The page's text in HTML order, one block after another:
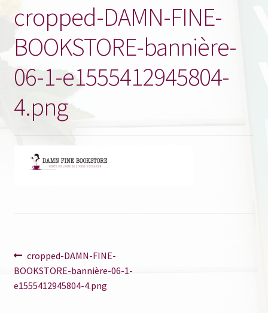
Pre- order
Damn Fine Event
Book Crush
Contact
cropped-DAMN-FINE-
BOOKSTORE-bannière-
06-1-e1555412945804-
4.png
Navigation
de
Article
précédent :
cropped-DAMN-FINE-
BOOKSTORE-bannière-06-1-
e1555412945804-4.png